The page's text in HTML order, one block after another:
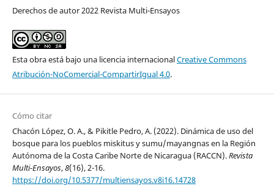
Derechos de autor 2022 Revista Multi-Ensayos
Esta obra está bajo una licencia internacionalCreative Commons
Atribución-NoComercial-CompartirIgual 4.0.
Cómo citar
Chacón López, O. A., & Pikitle Pedro, A. (2022). Dinámica de uso del
bosque para los pueblos miskitus y sumu/mayangnas en la Región
Autónoma de la Costa Caribe Norte de Nicaragua (RACCN).Revista
Multi-Ensayos,8(16), 2-16.
https://doi.org/10.5377/multiensayos.v8i16.14728